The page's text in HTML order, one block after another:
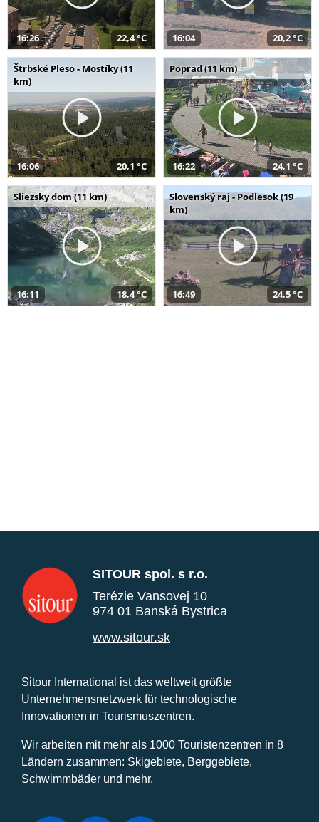
16:26 22,4 °C 16:04 20,2 °C
Štrbské Pleso - Mostíky (11
km)
16:06 20,1 °C
Poprad (11 km)
16:22 24,1 °C
Sliezsky dom (11 km)
16:11 18,4 °C
Slovenský raj - Podlesok (19
km)
16:49 24,5 °C
SITOUR spol. s r.o.
Terézie Vansovej 10
974 01 Banská Bystrica
www.sitour.sk
Sitour International ist das weltweit größte
Unternehmensnetzwerk für technologische
Innovationen in Tourismuszentren.
Wir arbeiten mit mehr als 1000 Touristenzentren in 8
Ländern zusammen: Skigebiete, Berggebiete,
Schwimmbäder und mehr.